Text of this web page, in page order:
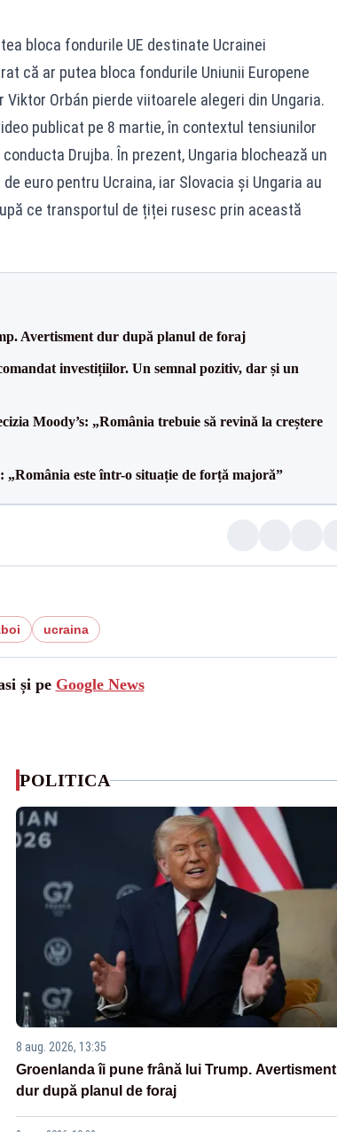
bloca fondurile UE destinate Ucrainei
că ar putea bloca fondurile Uniunii Europene
Orbán pierde viitoarele alegeri din Ungaria.
publicat pe 8 martie, în contextul tensiunilor
Drujba. În prezent, Ungaria blochează un
euro pentru Ucraina, iar Slovacia și Ungaria au
ce transportul de țiței rusesc prin această
Avertisment dur după planul de foraj
investițiilor. Un semnal pozitiv, dar și un
Moody’s: „România trebuie să revină la creștere
este într-o situație de forță majoră”
ucraina
și pe Google News
POLITICA
8 aug. 2026, 13:35
Groenlanda îi pune frână lui Trump. Avertisment
dur după planul de foraj